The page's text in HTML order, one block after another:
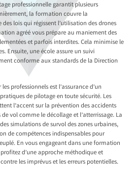
professionnelle garantit plusieurs
la formation couvre la
lois qui régissent l’utilisation des drones
agréé vous prépare au maniement des
et parfois interdites. Cela minimise le
Ensuite, une école assure un suivi
conforme aux standards de la Direction
professionnels est l’assurance d’un
de pilotage en toute sécurité. Les
l’accent sur la prévention des accidents
vol comme le décollage et l’atterrissage. La
simulations de survol des zones urbaines,
de compétences indispensables pour
En vous engageant dans une formation
d’une approche méthodique et
les imprévus et les erreurs potentielles.